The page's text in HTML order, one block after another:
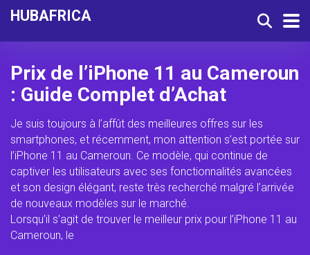
HUBAFRICA
Prix de l’iPhone 11 au Cameroun
: Guide Complet d’Achat
Je suis toujours à l’affût des meilleures offres sur les
smartphones, et récemment, mon attention s’est portée sur
l’iPhone 11 au Cameroun. Ce modèle, qui continue de
captiver les utilisateurs avec ses fonctionnalités avancées
et son design élégant, reste très recherché malgré l’arrivée
de nouveaux modèles sur le marché.
Lorsqu’il s’agit de trouver le meilleur prix pour l’iPhone 11 au
Cameroun, le